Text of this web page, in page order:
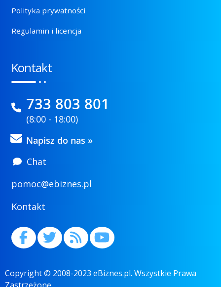
Polityka prywatności
Regulamin i licencja
Kontakt
733 803 801
(8:00 - 18:00)
Napisz do nas »
Chat
pomoc@ebiznes.pl
Kontakt
Copyright © 2008-2023 eBiznes.pl. Wszystkie Prawa